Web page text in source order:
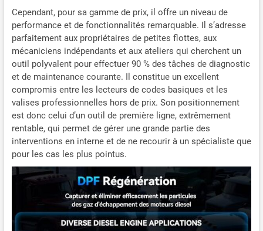
Cependant, pour sa gamme de prix, il offre un niveau de
performance et de fonctionnalités remarquable. Il s’adresse
parfaitement aux propriétaires de petites flottes, aux
mécaniciens indépendants et aux ateliers qui cherchent un
outil polyvalent pour effectuer 90 % des tâches de diagnostic
et de maintenance courante. Il constitue un excellent
compromis entre les lecteurs de codes basiques et les
valises professionnelles hors de prix. Son positionnement
est donc celui d’un outil de première ligne, extrêmement
rentable, qui permet de gérer une grande partie des
interventions en interne et de ne recourir à un spécialiste que
pour les cas les plus pointus.